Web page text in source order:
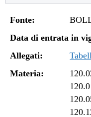
Fonte:
Data di entrata in
Allegati:
Materia: